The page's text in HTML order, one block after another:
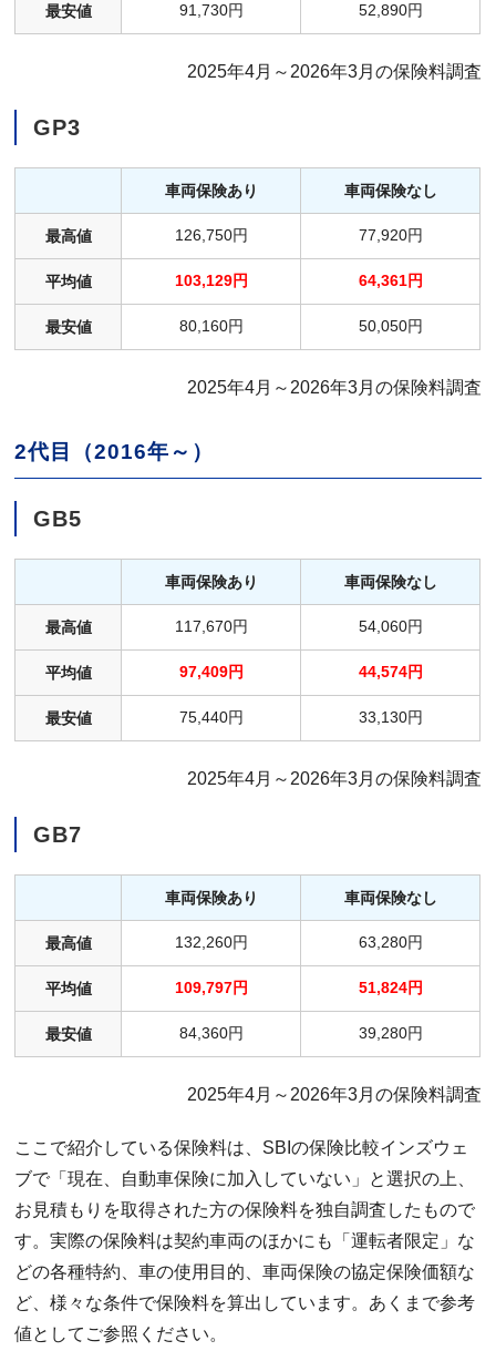
最安値 91,730円 52,890円
2025年4月～2026年3月の保険料調査
GP3
車両保険あり 車両保険なし
最高値 126,750円 77,920円
平均値 103,129円 64,361円
最安値 80,160円 50,050円
2025年4月～2026年3月の保険料調査
2代目（2016年～）
GB5
車両保険あり 車両保険なし
最高値 117,670円 54,060円
平均値 97,409円 44,574円
最安値 75,440円 33,130円
2025年4月～2026年3月の保険料調査
GB7
車両保険あり 車両保険なし
最高値 132,260円 63,280円
平均値 109,797円 51,824円
最安値 84,360円 39,280円
2025年4月～2026年3月の保険料調査
ここで紹介している保険料は、SBIの保険比較インズウェ
ブで「現在、自動車保険に加入していない」と選択の上、
お見積もりを取得された方の保険料を独自調査したもので
す。実際の保険料は契約車両のほかにも「運転者限定」な
どの各種特約、車の使用目的、車両保険の協定保険価額な
ど、様々な条件で保険料を算出しています。あくまで参考
値としてご参照ください。